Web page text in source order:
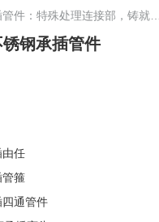
钢承插管件
由任
管箍
四通管件